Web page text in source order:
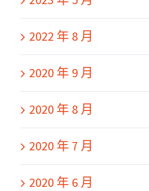
2022 年 8 月
2020 年 9 月
2020 年 8 月
2020 年 7 月
2020 年 6 月